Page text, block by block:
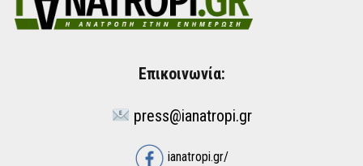
Επικοινωνία:
press@ianatropi.gr
ianatropi.gr/